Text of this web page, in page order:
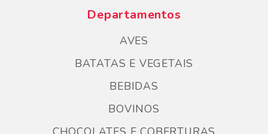
Departamentos
AVES
BATATAS E VEGETAIS
BEBIDAS
BOVINOS